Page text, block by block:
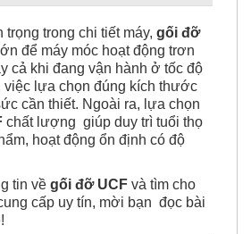
HÀNH THÔNG TIN CÔNG TY
trọng trong chi tiết máy,gối đỡ
để máy móc hoạt động trơn
cả khi đang vận hành ở tốc độ
việc lựa chọn đúng kích thước
cần thiết. Ngoài ra, lựa chọn
chất lượng giúp duy trì tuổi thọ
hoạt động ổn định có độ
tin vềgối đỡ UCF và tìm cho
cấp uy tín, mời bạn đọc bài